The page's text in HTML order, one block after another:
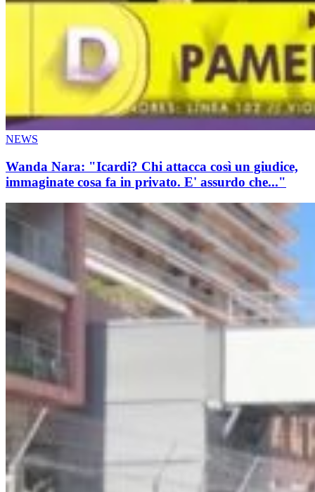
NEWS
Wanda Nara: "Icardi? Chi attacca così un giudice,
immaginate cosa fa in privato. E' assurdo che..."